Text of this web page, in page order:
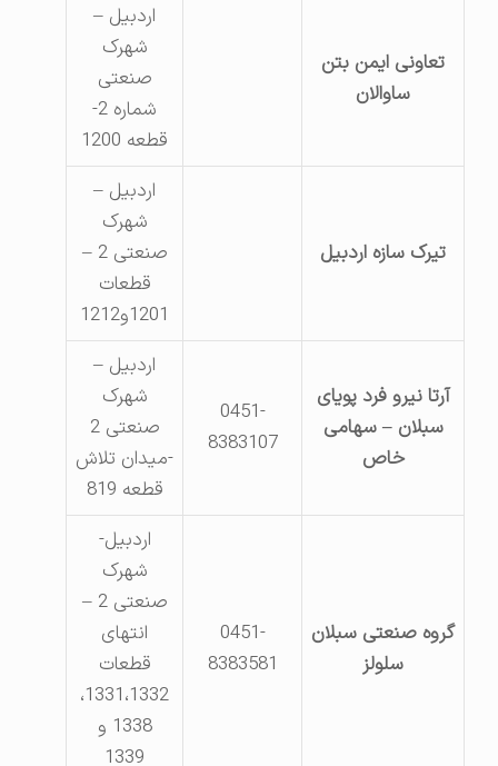
تعاونی ایمن بتن
ساوالان
اردبیل –
شهرک
صنعتی
شماره 2-
قطعه 1200
تیرک سازه اردبیل
اردبیل –
شهرک
صنعتی 2 –
قطعات
1201و1212
آرتا نیرو فرد پویای
سبلان – سهامی
خاص
0451-
8383107
اردبیل –
شهرک
صنعتی 2
-میدان تلاش
قطعه 819
گروه صنعتی سبلان
سلولز
0451-
8383581
اردبیل-
شهرک
صنعتی 2 –
انتهای
قطعات
1331،1332،
1338 و
1339